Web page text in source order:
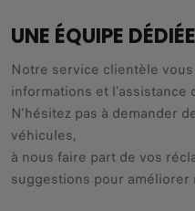
UNE ÉQUIPE
Notre service clientèle
informations et l'assistance
N'hésitez pas à demander
véhicules,
à nous faire part de vos
suggestions pour améliorer